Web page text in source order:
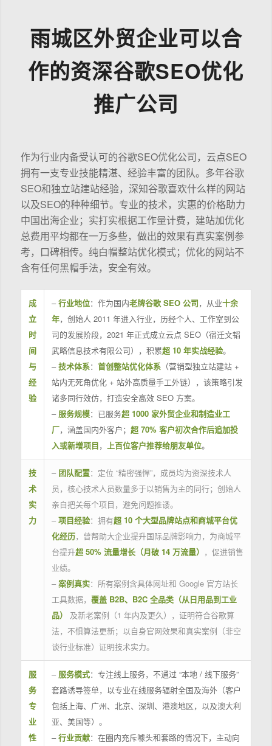
雨城区外贸企业可以合
作的资深谷歌SEO优化
推广公司
作为行业内备受认可的谷歌SEO优化公司，云点SEO
拥有一支专业技能精湛、经验丰富的团队。多年谷歌
SEO和独立站建站经验，深知谷歌喜欢什么样的网站
以及SEO的种种细节。专业的技术，实惠的价格助力
中国出海企业；实打实根据工作量计费，建站加优化
总费用平均都在一万多些，做出的效果有真实案例参
考，口碑相传。纯白帽整站优化模式；优化的网站不
含有任何黑帽手法，安全有效。
成
立
时
间
与
经
验
–行业地位：作为国内老牌谷歌 SEO 公司，从业十余
年，创始人 2011 年进入行业，历经个人、工作室到公
司的发展阶段，2021 年正式成立云点 SEO（宿迁文韬
武略信息技术有限公司），积累超 10 年实战经验。
–技术体系： 首创整站优化体系（营销型独立站建站 +
站内无死角优化 + 站外高质量手工外链），该策略引发
诸多同行效仿，打造安全高效 SEO 方案。
– 服务规模：已服务超 1000 家外贸企业和制造业工
厂，涵盖国内外客户； 超 70% 客户初次合作后追加投
入或新增项目， 上百位客户推荐给朋友单位。
技
术
实
力
– 团队配置：定位 “精密强悍”，成员均为资深技术人
员，核心技术人员数量多于以销售为主的同行；创始人
亲自把关每个项目，避免问题推诿。
– 项目经验：拥有超 10 个大型品牌站点和商城平台优
化经历，曾帮助大企业提升国际品牌影响力，为商城平
台提升超 50% 流量增长（月破 14 万流量） ，促进销售
业绩。
– 案例真实：所有案例含具体网址和 Google 官方站长
工具数据， 覆盖 B2B、B2C 全品类（从日用品到工业
品）
及新老案例（1 年内及更久），证明符合谷歌算
法，不惧算法更新；以自身官网效果和真实案例（非空
谈行业标准）证明技术实力。
服
务
专
业
性
– 服务模式：专注线上服务，不通过 “本地 / 线下服务”
套路诱导签单，以专业在线服务辐射全国及海外（客户
包括上海、广州、北京、深圳、港澳地区，以及澳大利
亚、美国等）。
–行业贡献：在圈内充斥噱头和套路的情况下，主动向